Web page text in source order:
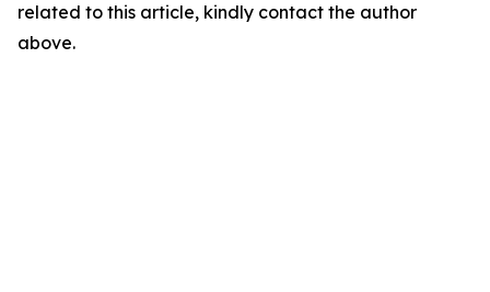
related to this article, kindly contact the author
above.